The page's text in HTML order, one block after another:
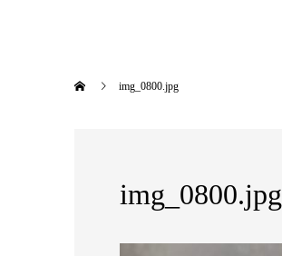
img_0800.jpg
img_0800.jpg